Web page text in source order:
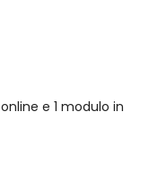
e 1 modulo in